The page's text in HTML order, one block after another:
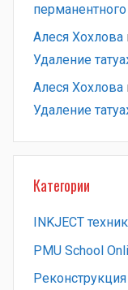
Алеся Хохлова
Удаление
Алеся Хохлова
Удаление
Категории
INKJECT
PMU School